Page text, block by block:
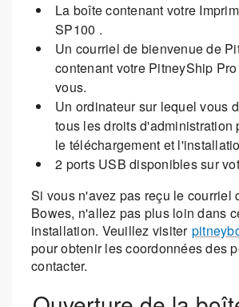
La boîte contenant votre
SP100 .
Un courriel de bienvenue de
contenant votre PitneyShip
vous.
Un ordinateur sur lequel vous
tous les droits d'administration
le téléchargement et
2 ports USB disponibles sur
Si vous n'avez pas reçu le courriel
Bowes, n'allez pas plus loin dans
installation. Veuillez visiter
pour obtenir les coordonnées des
contacter.